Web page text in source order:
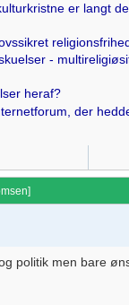
er langt
-
heraf?
der
]
politik men bare